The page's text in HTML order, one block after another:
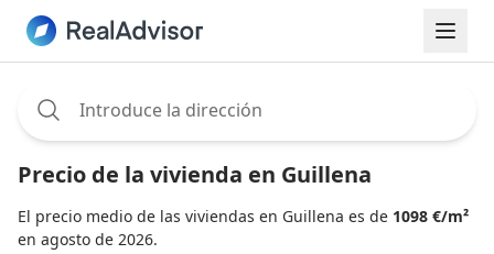
Precio de la vivienda en Guillena
El precio medio de las viviendas en Guillena es de 1098 €/m²
en agosto de 2026.